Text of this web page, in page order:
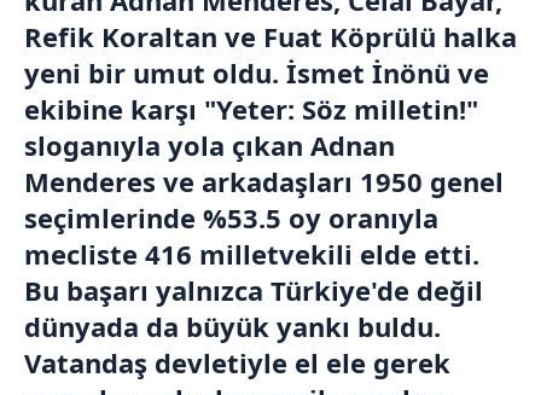
Refik Koraltan ve Fuat Köprülü halka
yeni bir umut oldu. İsmet İnönü ve
ekibine karşı "Yeter: Söz milletin!"
sloganıyla yola çıkan Adnan
Menderes ve arkadaşları 1950 genel
seçimlerinde %53.5 oy oranıyla
mecliste 416 milletvekili elde etti.
Bu başarı yalnızca Türkiye'de değil
dünyada da büyük yankı buldu.
Vatandaş devletiyle el ele gerek